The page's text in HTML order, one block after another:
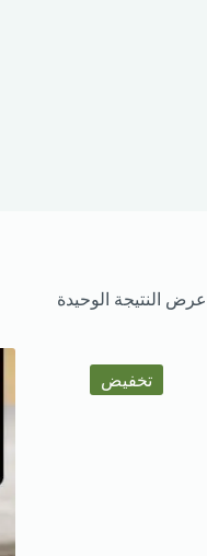
عرض النتيجة الوحيدة
تخفيض